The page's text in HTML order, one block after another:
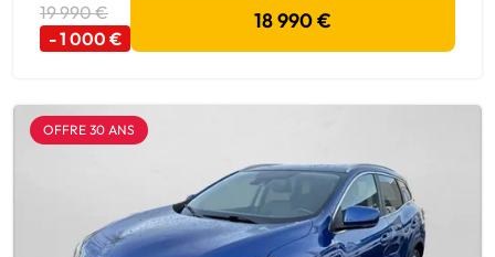
19 990 €
- 1 000 €
18 990 €
OFFRE 30 ANS